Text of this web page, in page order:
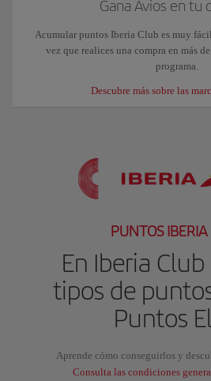
Gana Avios en tu
Acumular puntos Iberia Club es muy
vez que realices una compra en más
programa.
Descubre más sobre las
PUNTOS IBERIA
En Iberia
tipos de
Puntos
Aprende cómo conseguirlos y
Consulta las condiciones